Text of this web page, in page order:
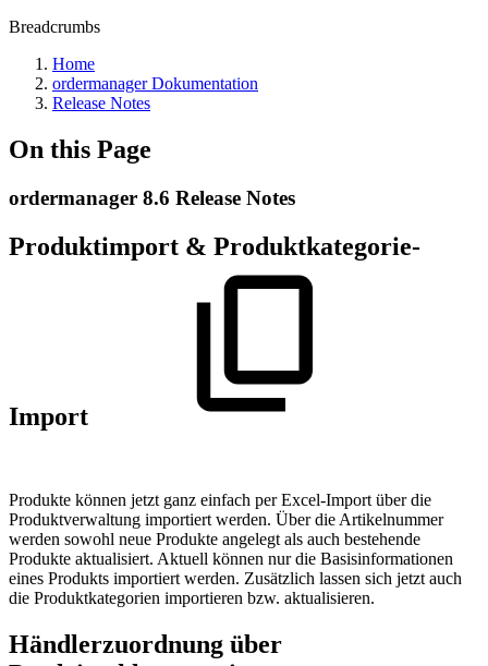
Breadcrumbs
Home
ordermanager Dokumentation
Release Notes
On this Page
ordermanager 8.6 Release Notes
Produktimport & Produktkategorie-
Import
Produkte können jetzt ganz einfach per Excel-Import über die
Produktverwaltung importiert werden. Über die Artikelnummer
werden sowohl neue Produkte angelegt als auch bestehende
Produkte aktualisiert. Aktuell können nur die Basisinformationen
eines Produkts importiert werden. Zusätzlich lassen sich jetzt auch
die Produktkategorien importieren bzw. aktualisieren.
Händlerzuordnung über